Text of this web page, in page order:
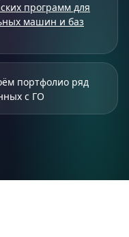
программ для
машин и баз
портфолио ряд
с ГО